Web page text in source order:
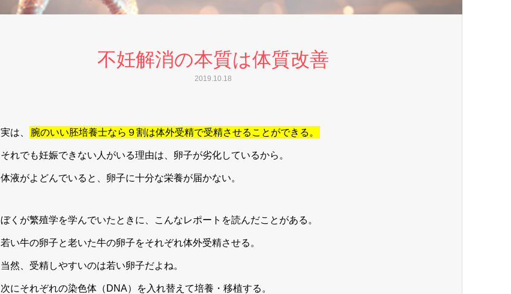
不妊解消の本質は体質改善
2019.10.18
実は、 腕のいい胚培養士なら９割は体外受精で受精させることができる。
それでも妊娠できない人がいる理由は、卵子が劣化しているから。
体液がよどんでいると、卵子に十分な栄養が届かない。
ぼくが繁殖学を学んでいたときに、こんなレポートを読んだことがある。
若い牛の卵子と老いた牛の卵子をそれぞれ体外受精させる。
当然、受精しやすいのは若い卵子だよね。
次にそれぞれの染色体（DNA）を入れ替えて培養・移植する。